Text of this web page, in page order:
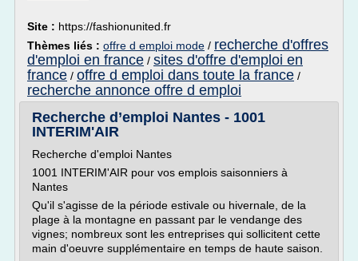
Site : https://fashionunited.fr
Thèmes liés : offre d emploi mode / recherche d'offres
d'emploi en france / sites d'offre d'emploi en
france / offre d emploi dans toute la france /
recherche annonce offre d emploi
Recherche d’emploi Nantes - 1001
INTERIM'AIR
Recherche d'emploi Nantes
1001 INTERIM'AIR pour vos emplois saisonniers à
Nantes
Qu'il s'agisse de la période estivale ou hivernale, de la
plage à la montagne en passant par le vendange des
vignes; nombreux sont les entreprises qui sollicitent cette
main d'oeuvre supplémentaire en temps de haute saison.